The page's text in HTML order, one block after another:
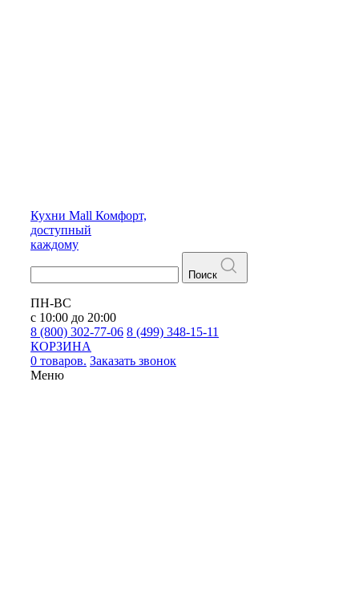
Кухни Mall Комфорт,
доступный
каждому
Поиск
ПН-ВС
с 10:00 до 20:00
8 (800) 302-77-06 8 (499) 348-15-11
КОРЗИНА
0 товаров. Заказать звонок
Меню